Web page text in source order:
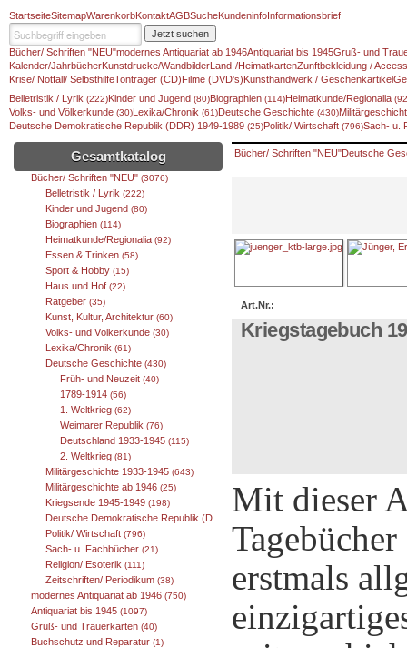
StartseiteSitemapWarenkorbKontaktAGBSucheKundeninfoInformationsbrief
Jetzt suchen
Bücher/ Schriften "NEU"modernes Antiquariat ab 1946Antiquariat bis 1945Gruß- und
Kalender/JahrbücherKunstdrucke/Wandbilder Land-/HeimatkartenZunftbekleidung /
Krise/ Notfall/ SelbsthilfeTonträger (CD) Filme (DVD's) Kunsthandwerk / Geschenkartikel
Belletristik / Lyrik (222)Kinder und Jugend (80)Biographien (114)Heimatkunde/Regionalia
Volks- und Völkerkunde (30) Lexika/Chronik (61)Deutsche Geschichte (430)
Deutsche Demokratische Republik (DDR) 1949-1989 (25)Politik/ Wirtschaft (796)Sach- u.
Gesamtkatalog
Bücher/ Schriften "NEU" (3076)
Belletristik / Lyrik (222)
Kinder und Jugend (80)
Biographien (114)
Heimatkunde/Regionalia (92)
Essen & Trinken (58)
Sport & Hobby (15)
Haus und Hof (22)
Ratgeber (35)
Kunst, Kultur, Architektur (60)
Volks- und Völkerkunde (30)
Lexika/Chronik (61)
Deutsche Geschichte (430)
Früh- und Neuzeit (40)
1789-1914 (56)
1. Weltkrieg (62)
Weimarer Republik (76)
Deutschland 1933-1945 (115)
2. Weltkrieg (81)
Militärgeschichte 1933-1945 (643)
Militärgeschichte ab 1946 (25)
Kriegsende 1945-1949 (198)
Deutsche Demokratische Republik (DDR) 1949-1989
Politik/ Wirtschaft (796)
Sach- u. Fachbücher (21)
Religion/ Esoterik (111)
Zeitschriften/ Periodikum (38)
modernes Antiquariat ab 1946 (750)
Antiquariat bis 1945 (1097)
Gruß- und Trauerkarten (40)
Buchschutz und Reparatur (1)
Bücher/ Schriften "NEU"Deutsche
Art.Nr.:
Kriegstagebuch
Mit dieser
erstmals